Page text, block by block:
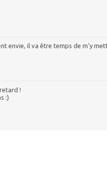
envie, il va être temps de m'y
!
:)